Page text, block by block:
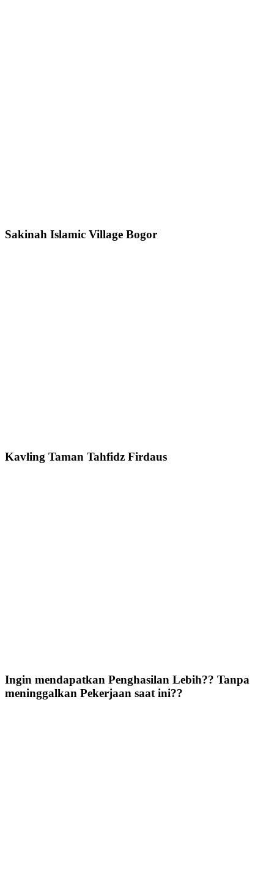
Sakinah Islamic Village Bogor
Kavling Taman Tahfidz Firdaus
Ingin mendapatkan Penghasilan Lebih?? Tanpa
meninggalkan Pekerjaan saat ini??